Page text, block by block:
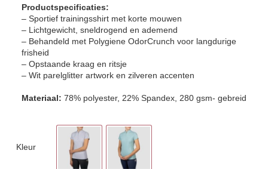
Productspecificaties:
– Sportief trainingsshirt met korte mouwen
– Lichtgewicht, sneldrogend en ademend
– Behandeld met Polygiene OdorCrunch voor langdurige
frisheid
– Opstaande kraag en ritsje
– Wit parelglitter artwork en zilveren accenten
Materiaal: 78% polyester, 22% Spandex, 280 gsm- gebreid
Kleur